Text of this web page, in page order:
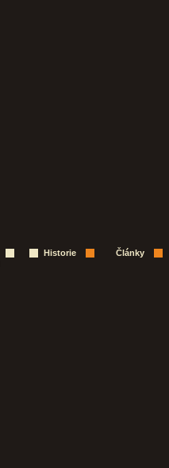
Historie
Články